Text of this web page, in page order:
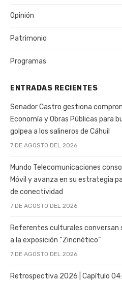
Opinión
Patrimonio
Programas
ENTRADAS RECIENTES
Senador Castro gestiona
Economía y Obras Públicas para
golpea a los salineros de Cáhuil
7 DE AGOSTO DEL 2026
Mundo Telecomunicaciones
Móvil y avanza en su estrategia
de conectividad
7 DE AGOSTO DEL 2026
Referentes culturales conversan
a la exposición “Zincnético”
7 DE AGOSTO DEL 2026
Retrospectiva 2026 | Capítulo 04: